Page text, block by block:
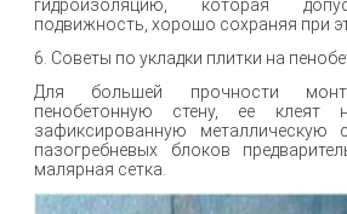
гидроизоляцию, которая
подвижность, хорошо сохраняя при
6. Советы по укладки плитки на
Для большей прочности
пенобетонную стену, ее клеят
зафиксированную металлическую
пазогребневых блоков
малярная сетка.